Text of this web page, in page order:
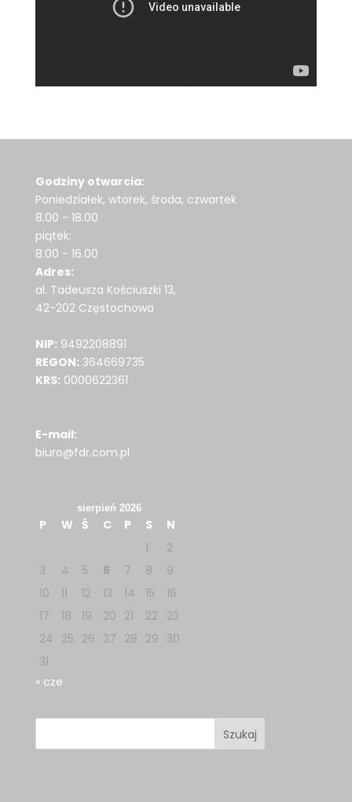
Godziny otwarcia:
Poniedziałek, wtorek, środa, czwartek
8.00 - 18.00
piątek:
8.00 - 16.00
Adres:
al. Tadeusza Kościuszki 13,
42-202 Częstochowa
NIP: 9492208891
REGON: 364669735
KRS: 0000622361
E-mail:
biuro@fdr.com.pl
sierpień 2026
P W Ś C P S
N
1
2
3
4 5 6 7 8
9
10
11 12 13 14 15
16
17
18 19 20 21 22
23
24 25 26 27 28 29 30
31
« cze